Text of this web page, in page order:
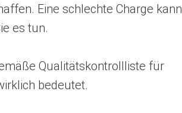
Eine schlechte Charge kann
es tun.
Qualitätskontrollliste für
bedeutet.